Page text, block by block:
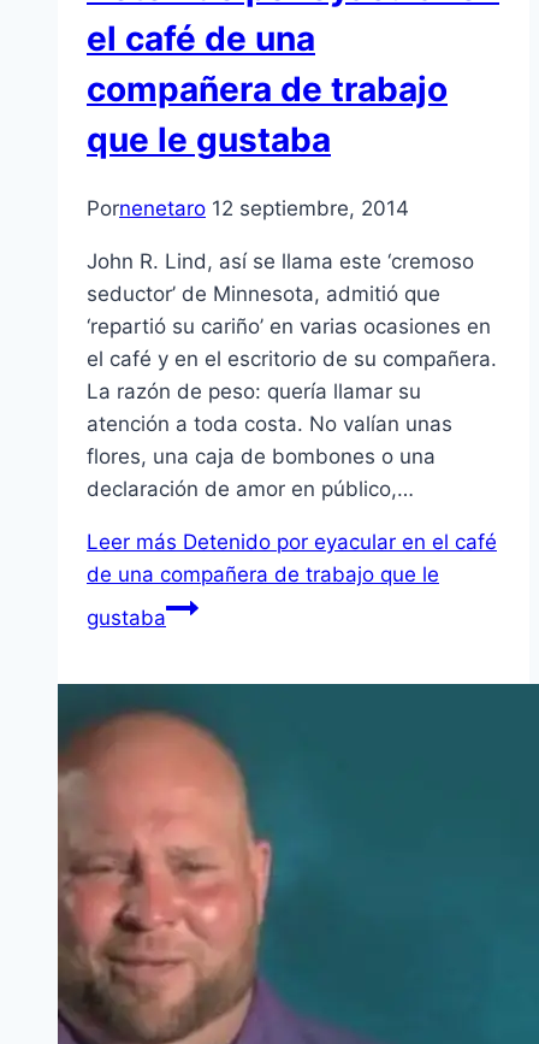
el café de una
compañera de trabajo
que le gustaba
Pornenetaro 12 septiembre, 2014
John R. Lind, así se llama este ‘cremoso
seductor’ de Minnesota, admitió que
‘repartió su cariño’ en varias ocasiones en
el café y en el escritorio de su compañera.
La razón de peso: quería llamar su
atención a toda costa. No valían unas
flores, una caja de bombones o una
declaración de amor en público,…
Leer más Detenido por eyacular en el café
de una compañera de trabajo que le
gustaba